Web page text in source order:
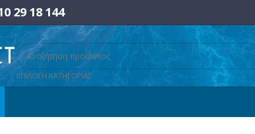
29 18 144
ΕΠΙΛΟΓΗ ΚΑΤΗΓΟΡΙΑΣ